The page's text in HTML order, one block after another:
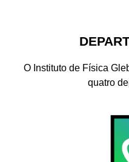
O Instituto de Física
quatro